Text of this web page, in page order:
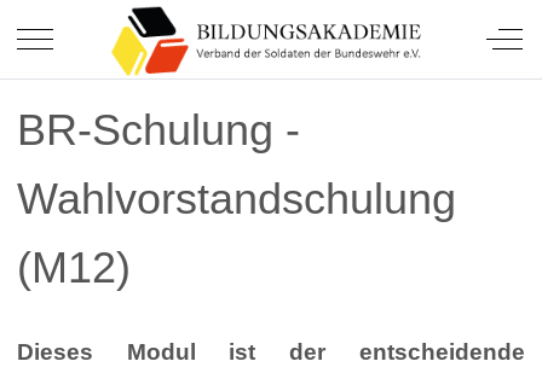
Mobile Menu Toggle Off-
Soldatinnen und Soldaten.
BR-Schulung -
Wahlvorstandschulung
(M12)
Dieses Modul ist der entscheidende